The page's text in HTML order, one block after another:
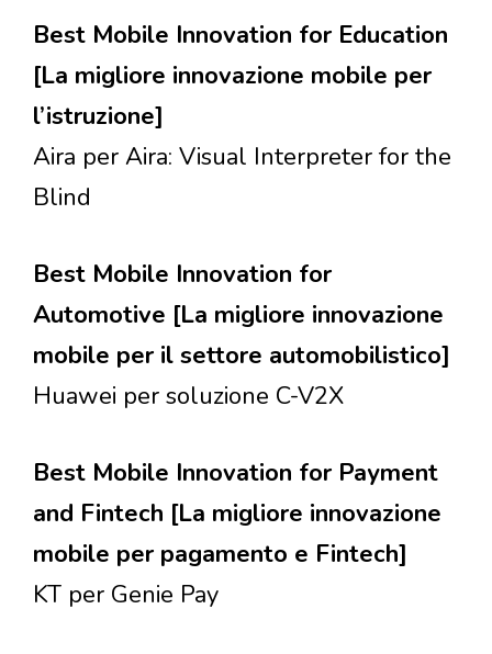
Best Mobile Innovation for Education
[La migliore innovazione mobile per
l’istruzione]
Aira per Aira: Visual Interpreter for the
Blind
Best Mobile Innovation for
Automotive [La migliore innovazione
mobile per il settore automobilistico]
Huawei per soluzione C-V2X
Best Mobile Innovation for Payment
and Fintech [La migliore innovazione
mobile per pagamento e Fintech]
KT per Genie Pay